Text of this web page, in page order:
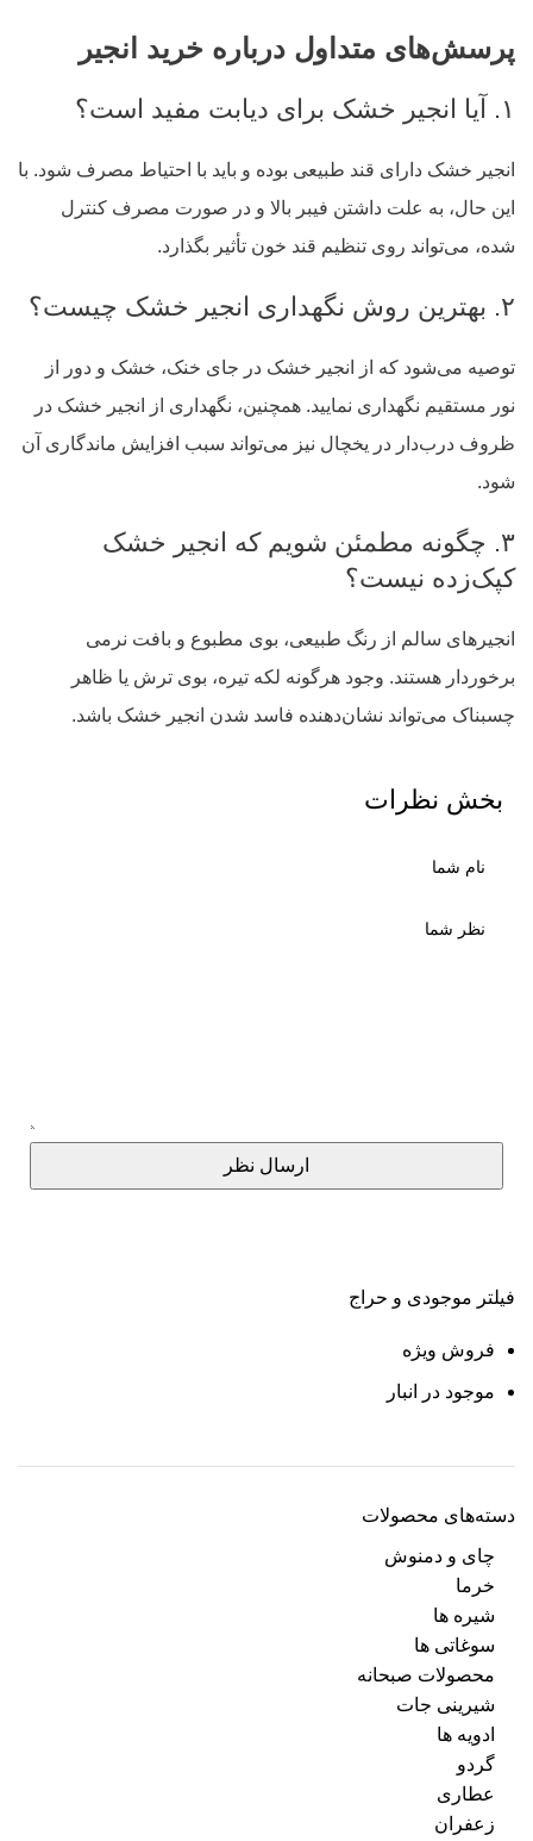
فیلتر موجودی و حراج
فروش ویژه
موجود در انبار
دسته‌های محصولات
چای و دمنوش
خرما
شیره ها
سوغاتی ها
محصولات صبحانه
شیرینی جات
ادویه ها
گردو
عطاری
زعفران
پرسش‌های متداول درباره خرید انجیر
۱. آیا انجیر خشک برای دیابت مفید است؟
انجیر خشک دارای قند طبیعی بوده و باید با احتیاط مصرف شود. با
این حال، به علت داشتن فیبر بالا و در صورت مصرف کنترل
شده، می‌تواند روی تنظیم قند خون تأثیر بگذارد.
۲. بهترین روش نگهداری انجیر خشک چیست؟
توصیه می‌شود که از انجیر خشک در جای خنک، خشک و دور از
نور مستقیم نگهداری نمایید. همچنین، نگهداری از انجیر خشک در
ظروف درب‌دار در یخچال نیز می‌تواند سبب افزایش ماندگاری آن
شود.
۳. چگونه مطمئن شویم که انجیر خشک
کپک‌زده نیست؟
انجیرهای سالم از رنگ طبیعی، بوی مطبوع و بافت نرمی
برخوردار هستند. وجود هرگونه لکه تیره، بوی ترش یا ظاهر
چسبناک می‌تواند نشان‌دهنده فاسد شدن انجیر خشک باشد.
بخش نظرات
ارسال نظر